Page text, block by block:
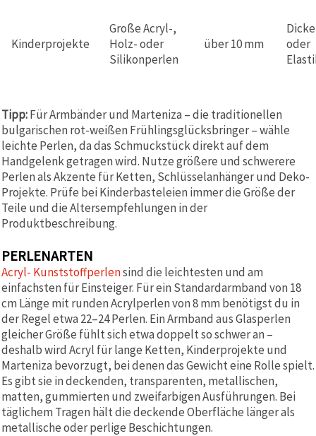
Kinderprojekte
Große Acryl-,
Holz- oder
Silikonperlen
über 10 mm
oder
Tipp:Für Armbänder und Marteniza – die traditionellen
bulgarischen rot-weißen Frühlingsglücksbringer – wähle
leichte Perlen, da das Schmuckstück direkt auf dem
Handgelenk getragen wird. Nutze größere und schwerere
Perlen als Akzente für Ketten, Schlüsselanhänger und Deko-
Projekte. Prüfe bei Kinderbasteleien immer die Größe der
Teile und die Altersempfehlungen in der
Produktbeschreibung.
PERLENARTEN
Acryl- Kunststoffperlensind die leichtesten und am
einfachsten für Einsteiger. Für ein Standardarmband von 18
cm Länge mit runden Acrylperlen von 8 mm benötigst du in
der Regel etwa 22–24 Perlen. Ein Armband aus Glasperlen
gleicher Größe fühlt sich etwa doppelt so schwer an –
deshalb wird Acryl für lange Ketten, Kinderprojekte und
Marteniza bevorzugt, bei denen das Gewicht eine Rolle spielt.
Es gibt sie in deckenden, transparenten, metallischen,
matten, gummierten und zweifarbigen Ausführungen. Bei
täglichem Tragen hält die deckende Oberfläche länger als
metallische oder perlige Beschichtungen.